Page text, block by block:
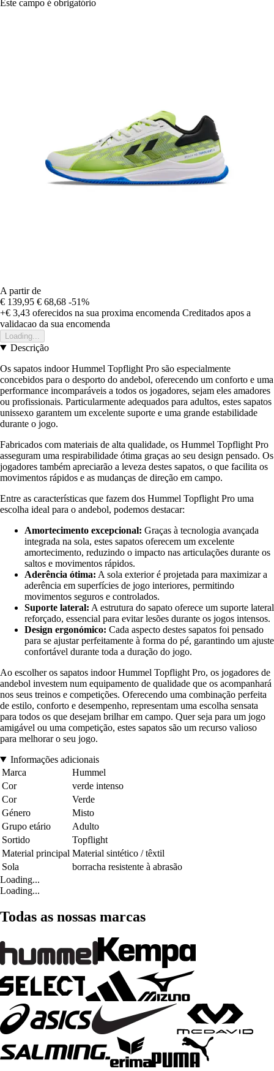
Este campo é obrigatório
A partir de
€ 139,95 € 68,68 -51%
+€ 3,43 oferecidos na sua proxima encomenda Creditados apos a
validacao da sua encomenda
Loading...
Descrição
Os sapatos indoor Hummel Topflight Pro são especialmente
concebidos para o desporto do andebol, oferecendo um conforto e uma
performance incomparáveis a todos os jogadores, sejam eles amadores
ou profissionais. Particularmente adequados para adultos, estes sapatos
unissexo garantem um excelente suporte e uma grande estabilidade
durante o jogo.
Fabricados com materiais de alta qualidade, os Hummel Topflight Pro
asseguram uma respirabilidade ótima graças ao seu design pensado. Os
jogadores também apreciarão a leveza destes sapatos, o que facilita os
movimentos rápidos e as mudanças de direção em campo.
Entre as características que fazem dos Hummel Topflight Pro uma
escolha ideal para o andebol, podemos destacar:
Amortecimento excepcional: Graças à tecnologia avançada
integrada na sola, estes sapatos oferecem um excelente
amortecimento, reduzindo o impacto nas articulações durante os
saltos e movimentos rápidos.
Aderência ótima: A sola exterior é projetada para maximizar a
aderência em superfícies de jogo interiores, permitindo
movimentos seguros e controlados.
Suporte lateral: A estrutura do sapato oferece um suporte lateral
reforçado, essencial para evitar lesões durante os jogos intensos.
Design ergonómico: Cada aspecto destes sapatos foi pensado
para se ajustar perfeitamente à forma do pé, garantindo um ajuste
confortável durante toda a duração do jogo.
Ao escolher os sapatos indoor Hummel Topflight Pro, os jogadores de
andebol investem num equipamento de qualidade que os acompanhará
nos seus treinos e competições. Oferecendo uma combinação perfeita
de estilo, conforto e desempenho, representam uma escolha sensata
para todos os que desejam brilhar em campo. Quer seja para um jogo
amigável ou uma competição, estes sapatos são um recurso valioso
para melhorar o seu jogo.
Informações adicionais
Marca
Hummel
Cor
verde intenso
Cor
Verde
Género
Misto
Grupo etário
Adulto
Sortido
Topflight
Material principal Material sintético / têxtil
Sola
borracha resistente à abrasão
Loading...
Loading...
Todas as nossas marcas